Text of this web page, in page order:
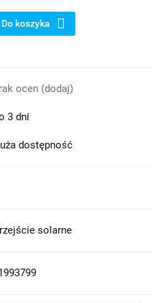
Do koszyka
ocen (dodaj)
3 dni
dostępność
solarne